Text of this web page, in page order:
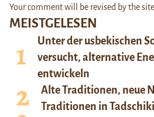
MEISTGELESEN
Unter der usbekischen
versucht, alternative
entwickeln
Alte Traditionen, neue
Traditionen in
Your comment will be revised by the